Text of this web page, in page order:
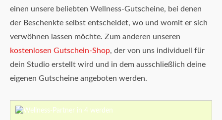
einen unsere beliebten Wellness-Gutscheine, bei denen
der Beschenkte selbst entscheidet, wo und womit er sich
verwöhnen lassen möchte. Zum anderen unseren
kostenlosen Gutschein-Shop, der von uns individuell für
dein Studio erstellt wird und in dem ausschließlich deine
eigenen Gutscheine angeboten werden.